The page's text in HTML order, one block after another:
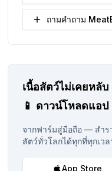
ถามคำถาม
เนื้อสัตว์ไม่เคยหลับ
📱 ดาวน์โหลดแอป
จากฟาร์มสู่มือถือ — สำร
สัตว์ทั่วโลกได้ทุกที่ทุกเว
App Store